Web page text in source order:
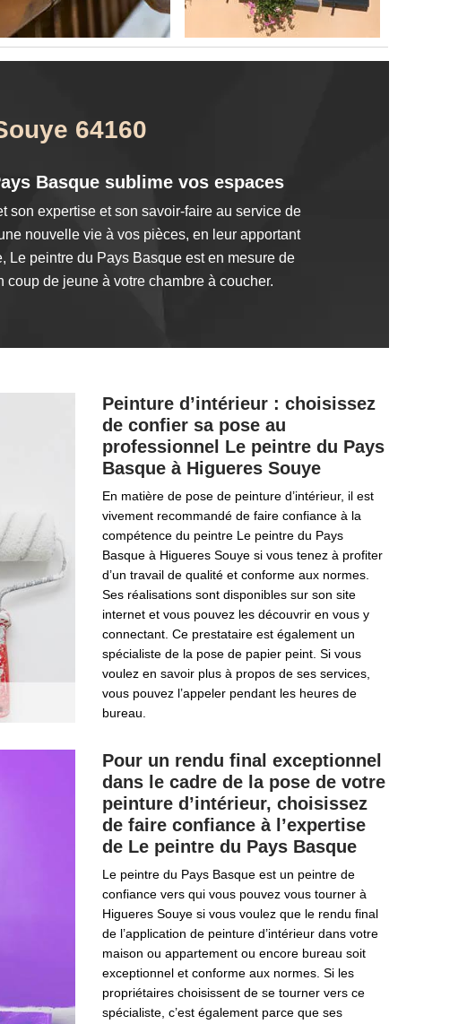
64160
Basque sublime vos espaces
expertise et son savoir-faire au service de
nouvelle vie à vos pièces, en leur apportant
Le peintre du Pays Basque est en mesure de
de jeune à votre chambre à coucher.
Peinture d’intérieur : choisissez
de confier sa pose au
professionnel Le peintre du Pays
Basque à Higueres Souye
En matière de pose de peinture d’intérieur, il est
vivement recommandé de faire confiance à la
compétence du peintre Le peintre du Pays
Basque à Higueres Souye si vous tenez à profiter
d’un travail de qualité et conforme aux normes.
Ses réalisations sont disponibles sur son site
internet et vous pouvez les découvrir en vous y
connectant. Ce prestataire est également un
spécialiste de la pose de papier peint. Si vous
voulez en savoir plus à propos de ses services,
vous pouvez l’appeler pendant les heures de
bureau.
Pour un rendu final exceptionnel
dans le cadre de la pose de votre
peinture d’intérieur, choisissez
de faire confiance à l’expertise
de Le peintre du Pays Basque
Le peintre du Pays Basque est un peintre de
confiance vers qui vous pouvez vous tourner à
Higueres Souye si vous voulez que le rendu final
de l’application de peinture d’intérieur dans votre
maison ou appartement ou encore bureau soit
exceptionnel et conforme aux normes. Si les
propriétaires choisissent de se tourner vers ce
spécialiste, c’est également parce que ses